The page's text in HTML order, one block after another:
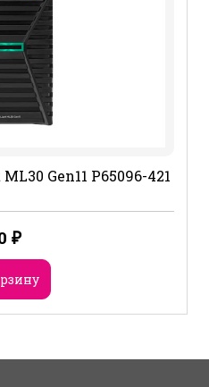
Gen11 P65096-421
₽